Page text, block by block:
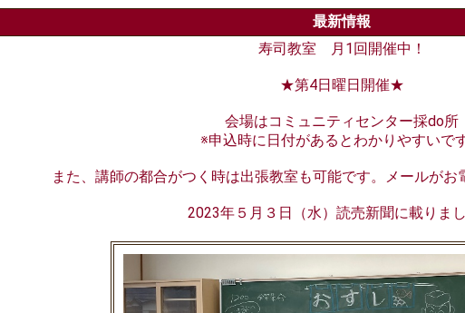
最新情報
寿司教室 月1回開催中！
★第4日曜日開催★
会場はコミュニティセンター採do所
※申込時に日付があるとわかりやすいです
また、講師の都合がつく時は出張教室も可能です。メールがお
2023年５月３日（水）読売新聞に載りまし